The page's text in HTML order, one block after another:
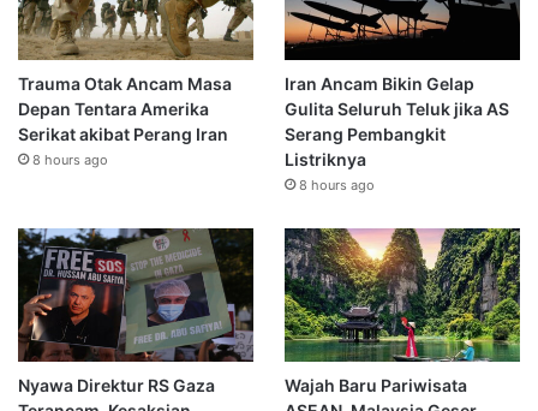
Trauma Otak Ancam Masa
Depan Tentara Amerika
Serikat akibat Perang Iran
8 hours ago
Iran Ancam Bikin Gelap
Gulita Seluruh Teluk jika AS
Serang Pembangkit
Listriknya
8 hours ago
Nyawa Direktur RS Gaza
Wajah Baru Pariwisata